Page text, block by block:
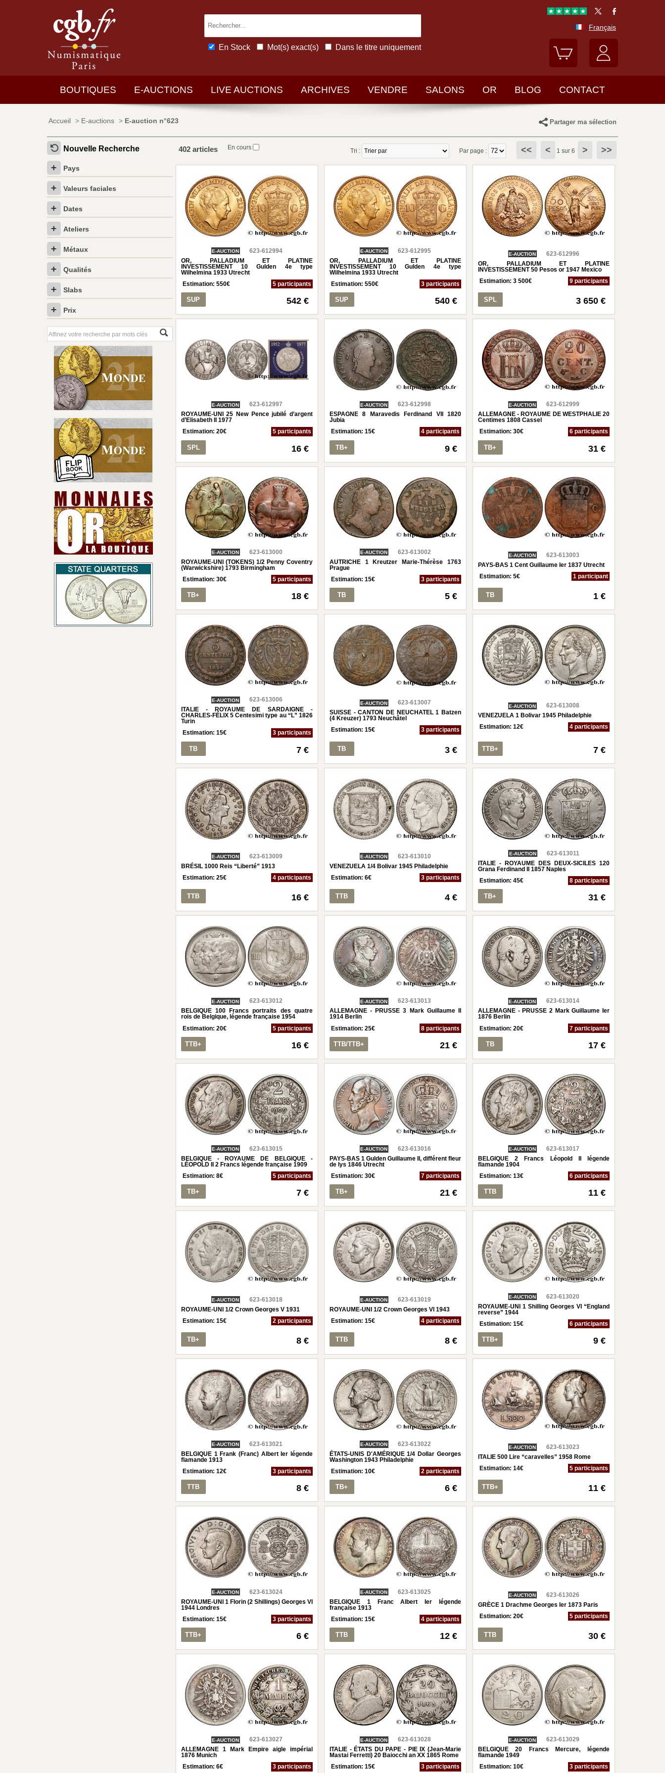
En Stock Mot(s) exact(s) Dans le titre uniquement
Français
BOUTIQUES E-AUCTIONS LIVE AUCTIONS ARCHIVES VENDRE SALONS OR BLOG CONTACT
Accueil > E-auctions > E-auction n°623 Partager ma sélection
Nouvelle Recherche
Pays
Valeurs faciales
Dates
Ateliers
Métaux
Qualités
Slabs
Prix
402 articles En cours Tri : Par page : << < 1 sur 6 > >>
E-AUCTION
623-612994
OR, PALLADIUM ET PLATINE
INVESTISSEMENT 10 Gulden 4e type
Wilhelmina 1933 Utrecht
Estimation:550€ 5 participants
SUP 542 €
E-AUCTION
623-612995
OR, PALLADIUM ET PLATINE
INVESTISSEMENT 10 Gulden 4e type
Wilhelmina 1933 Utrecht
Estimation:550€ 3 participants
SUP 540 €
E-AUCTION
623-612996
OR, PALLADIUM ET PLATINE
INVESTISSEMENT 50 Pesos or 1947 Mexico
Estimation:3 500€ 9 participants
SPL 3 650 €
E-AUCTION
623-612997
ROYAUME-UNI 25 New Pence jubilé d’argent
d’Elisabeth II 1977
Estimation:20€ 5 participants
SPL 16 €
E-AUCTION
623-612998
ESPAGNE 8 Maravedis Ferdinand VII 1820
Jubia
Estimation:15€ 4 participants
TB+ 9 €
E-AUCTION
623-612999
ALLEMAGNE - ROYAUME DE WESTPHALIE 20
Centimes 1808 Cassel
Estimation:30€ 6 participants
TB+ 31 €
E-AUCTION
623-613000
ROYAUME-UNI (TOKENS) 1/2 Penny Coventry
(Warwickshire) 1793 Birmingham
Estimation:30€ 5 participants
TB+ 18 €
E-AUCTION
623-613002
AUTRICHE 1 Kreutzer Marie-Thérèse 1763
Prague
Estimation:15€ 3 participants
TB 5 €
E-AUCTION
623-613003
PAYS-BAS 1 Cent Guillaume Ier 1837 Utrecht
Estimation:5€ 1 participant
TB 1 €
E-AUCTION
623-613006
ITALIE - ROYAUME DE SARDAIGNE -
CHARLES-FÉLIX 5 Centesimi type au “L” 1826
Turin
Estimation:15€ 3 participants
TB 7 €
E-AUCTION
623-613007
SUISSE - CANTON DE NEUCHATEL 1 Batzen
(4 Kreuzer) 1793 Neuchâtel
Estimation:15€ 3 participants
TB 3 €
E-AUCTION
623-613008
VENEZUELA 1 Bolivar 1945 Philadelphie
Estimation:12€ 4 participants
TTB+ 7 €
E-AUCTION
623-613009
BRÉSIL 1000 Reis “Liberté” 1913
Estimation:25€ 4 participants
TTB 16 €
E-AUCTION
623-613010
VENEZUELA 1/4 Bolivar 1945 Philadelphie
Estimation:6€ 3 participants
TTB 4 €
E-AUCTION
623-613011
ITALIE - ROYAUME DES DEUX-SICILES 120
Grana Ferdinand II 1857 Naples
Estimation:45€ 8 participants
TB+ 31 €
E-AUCTION
623-613012
BELGIQUE 100 Francs portraits des quatre
rois de Belgique, légende française 1954
Estimation:20€ 5 participants
TTB+ 16 €
E-AUCTION
623-613013
ALLEMAGNE - PRUSSE 3 Mark Guillaume II
1914 Berlin
Estimation:25€ 8 participants
TTB/TTB+ 21 €
E-AUCTION
623-613014
ALLEMAGNE - PRUSSE 2 Mark Guillaume Ier
1876 Berlin
Estimation:20€ 7 participants
TB 17 €
E-AUCTION
623-613015
BELGIQUE - ROYAUME DE BELGIQUE -
LÉOPOLD II 2 Francs légende française 1909
Estimation:8€ 5 participants
TB+ 7 €
E-AUCTION
623-613016
PAYS-BAS 1 Gulden Guillaume II, différent fleur
de lys 1846 Utrecht
Estimation:30€ 7 participants
TB+ 21 €
E-AUCTION
623-613017
BELGIQUE 2 Francs Léopold II légende
flamande 1904
Estimation:13€ 6 participants
TTB 11 €
E-AUCTION
623-613018
ROYAUME-UNI 1/2 Crown Georges V 1931
Estimation:15€ 2 participants
TB+ 8 €
E-AUCTION
623-613019
ROYAUME-UNI 1/2 Crown Georges VI 1943
Estimation:15€ 4 participants
TTB 8 €
E-AUCTION
623-613020
ROYAUME-UNI 1 Shilling Georges VI “England
reverse” 1944
Estimation:15€ 6 participants
TTB+ 9 €
E-AUCTION
623-613021
BELGIQUE 1 Frank (Franc) Albert Ier légende
flamande 1913
Estimation:12€ 3 participants
TTB 8 €
E-AUCTION
623-613022
ÉTATS-UNIS D'AMÉRIQUE 1/4 Dollar Georges
Washington 1943 Philadelphie
Estimation:10€ 2 participants
TB+ 6 €
E-AUCTION
623-613023
ITALIE 500 Lire “caravelles” 1958 Rome
Estimation:14€ 5 participants
TTB+ 11 €
E-AUCTION
623-613024
ROYAUME-UNI 1 Florin (2 Shillings) Georges VI
1944 Londres
Estimation:15€ 3 participants
TTB+ 6 €
E-AUCTION
623-613025
BELGIQUE 1 Franc Albert Ier légende
française 1913
Estimation:15€ 4 participants
TTB 12 €
E-AUCTION
623-613026
GRÈCE 1 Drachme Georges Ier 1873 Paris
Estimation:20€ 5 participants
TTB 30 €
E-AUCTION
623-613027
ALLEMAGNE 1 Mark Empire aigle impérial
1876 Munich
Estimation:6€ 3 participants
E-AUCTION
623-613028
ITALIE - ÉTATS DU PAPE - PIE IX (Jean-Marie
Mastai Ferretti) 20 Baiocchi an XX 1865 Rome
Estimation:15€ 3 participants
E-AUCTION
623-613029
BELGIQUE 20 Francs Mercure, légende
flamande 1949
Estimation:10€ 3 participants